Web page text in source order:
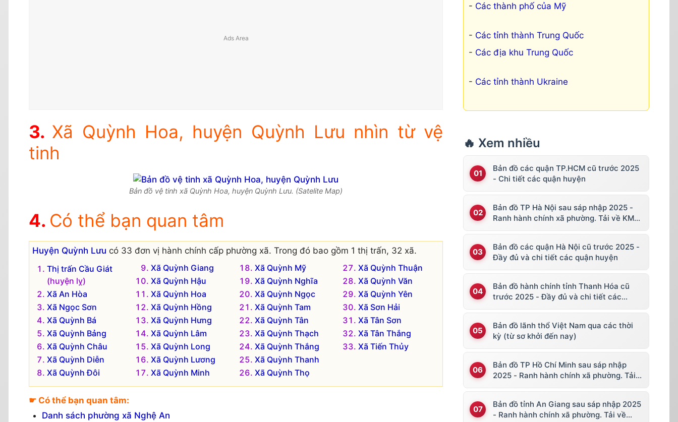
Xã Quỳnh Hoa, huyện Quỳnh Lưu nhìn từ vệ
tinh
Bản đồ vệ tinh xã Quỳnh Hoa, huyện Quỳnh Lưu. (Satelite Map)
Có thể bạn quan tâm
Huyện Quỳnh Lưu có 33 đơn vị hành chính cấp phường xã. Trong đó bao gồm 1 thị trấn, 32 xã.
Thị trấn Cầu Giát
(huyện lỵ)
Xã An Hòa
Xã Ngọc Sơn
Xã Quỳnh Bá
Xã Quỳnh Bảng
Xã Quỳnh Châu
Xã Quỳnh Diễn
Xã Quỳnh Đôi
Xã Quỳnh Giang
Xã Quỳnh Hậu
Xã Quỳnh Hoa
Xã Quỳnh Hồng
Xã Quỳnh Hưng
Xã Quỳnh Lâm
Xã Quỳnh Long
Xã Quỳnh Lương
Xã Quỳnh Minh
Xã Quỳnh Mỹ
Xã Quỳnh Nghĩa
Xã Quỳnh Ngọc
Xã Quỳnh Tam
Xã Quỳnh Tân
Xã Quỳnh Thạch
Xã Quỳnh Thắng
Xã Quỳnh Thanh
Xã Quỳnh Thọ
Xã Quỳnh Thuận
Xã Quỳnh Văn
Xã Quỳnh Yên
Xã Sơn Hải
Xã Tân Sơn
Xã Tân Thắng
Xã Tiến Thủy
☛ Có thể bạn quan tâm:
Danh sách phường xã Nghệ An
Các thành phố của Mỹ
Các tỉnh thành Trung Quốc
Các địa khu Trung Quốc
Các tỉnh thành Ukraine
🔥 Xem nhiều
Bản đồ các quận TP.HCM cũ trước 2025
- Chi tiết các quận huyện
Bản đồ TP Hà Nội sau sáp nhập 2025 -
Ranh hành chính xã phường. Tải về KML,
Bản đồ các quận Hà Nội cũ trước 2025 -
Đầy đủ và chi tiết các quận huyện
Bản đồ hành chính tỉnh Thanh Hóa cũ
trước 2025 - Đầy đủ và chi tiết các
Bản đồ lãnh thổ Việt Nam qua các thời
kỳ (từ sơ khởi đến nay)
Bản đồ TP Hồ Chí Minh sau sáp nhập
2025 - Ranh hành chính xã phường. Tải
Bản đồ tỉnh An Giang sau sáp nhập 2025
- Ranh hành chính xã phường. Tải về